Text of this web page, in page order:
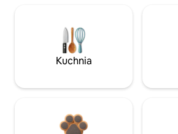
Kuchnia